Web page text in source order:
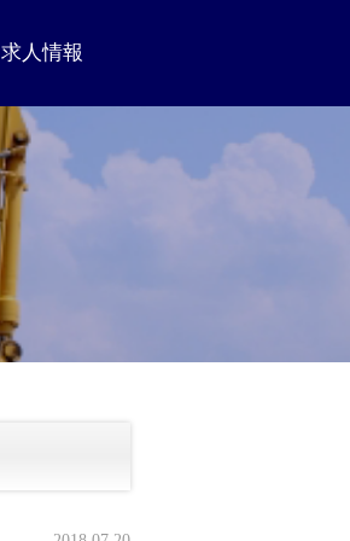
求人情報